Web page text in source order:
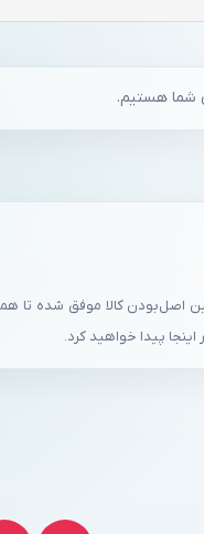
تجربه، با پایبندی به سه اصل، روش های پرداخت متنوع، ۷ روز ضمانت
پیدا خواهید کرد.